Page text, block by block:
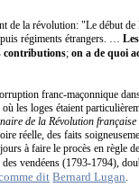
de la révolution: "Le début
puis régiments étrangers. …
contributions;on a de quoi
franc-maçonnique
, où les loges étaient
de la Révolution
réelle, des faits
à faire le procès en règle
vendéens (1793-1794),
dit Bernard Lugan